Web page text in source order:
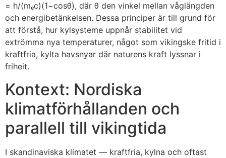
= h/(mₑc)(1−cosθ), där θ den vinkel mellan våglängden
och energibetänkelsen. Dessa principer är till grund för
att förstå, hur kylsysteme uppnår stabilitet vid
extrömma nya temperaturer, något som vikingske fritid i
kraftfria, kylta havsnyar där naturens kraft lyssnar i
friheit.
Kontext: Nordiska
klimatförhållanden och
parallell till vikingtida
I skandinaviska klimatet — kraftfria, kylna och oftast